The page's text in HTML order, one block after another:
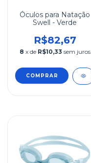
Óculos para Natação
Swell - Verde
R$82,67
8 x de R$10,33 sem juros
COMPRAR